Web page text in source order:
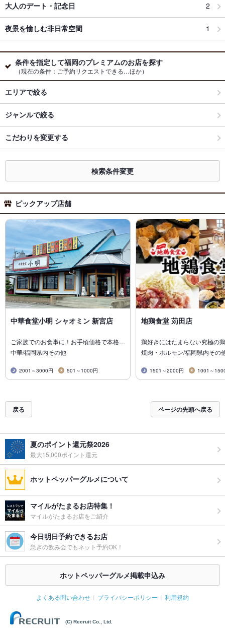
大人のデート・記念日 2
夜景を愉しむ非日常空間 1
条件を指定して福岡のプレミアムのお店を探す
（現在の条件：ご予約リクエストできる…ほか）
エリアで絞る
ジャンルで絞る
こだわりを変更する
検索条件変更
ピックアップ店舗
中華食堂小明 シャオミン 新宮店
ご家族でのお食事に！お手頃価格で本格…
中華/福岡県内その他
2001～3000円 501～1000円
地鶏食堂 苅田店
鶏好きにはたまらない究極の
焼肉・ホルモン/福岡県内その
1501～2000円 1001～
戻る ページの先頭へ戻る
夏のポイント還元祭2026
最大15,000ポイント還元
ホットペッパーグルメについて
マイルがたまるお店特集！
マイルがたまるお店をご紹介
今日明日予約できるお店
急ぎの飲み会でもネット予約OK！
ホットペッパーグルメ掲載申込み
よくある問い合わせ プライバシーポリシー 利用規約
(C) Recruit Co., Ltd.